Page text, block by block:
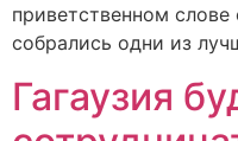
приветственном
собрались одни из
Гагаузия